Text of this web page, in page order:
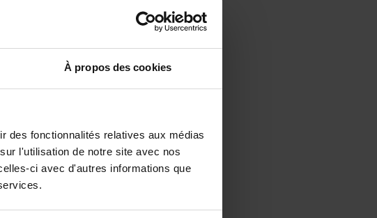
À propos des cookies
des fonctionnalités relatives aux médias
l'utilisation de notre site avec nos
ci avec d'autres informations que
Programme de travail Boost Matière
Tous les mercredis et samedis
Disponibles dans toutes les matières